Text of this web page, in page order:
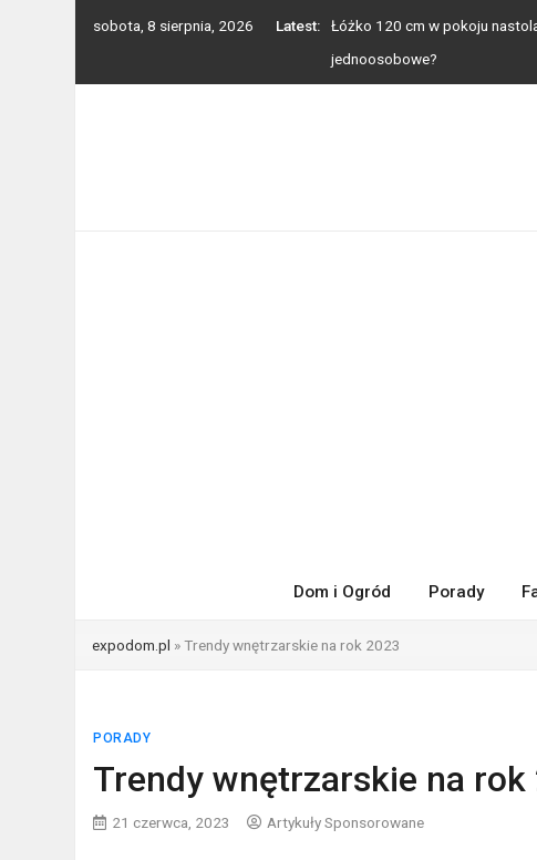
sobota, 8 sierpnia, 2026 Latest:
Łóżko 120 cm w pokoju
jednoosobowe?
Toaleta przenośna na
Mocowanie i montaż
Dom i Ogród Porady
expodom.pl »Trendy wnętrzarskie na rok 2023
PORADY
Trendy wnętrzarskie na rok
21 czerwca, 2023 Artykuły Sponsorowane